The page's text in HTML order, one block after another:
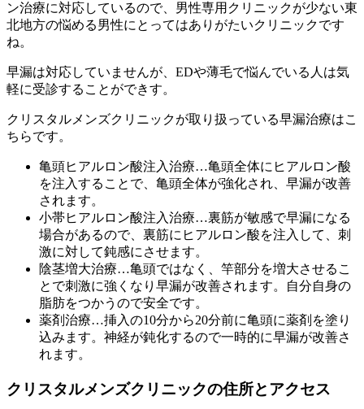
ン治療に対応しているので、男性専用クリニックが少ない東
北地方の悩める男性にとってはありがたいクリニックです
ね。
早漏は対応していませんが、EDや薄毛で悩んでいる人は気
軽に受診することができす。
クリスタルメンズクリニックが取り扱っている早漏治療はこ
ちらです。
亀頭ヒアルロン酸注入治療…亀頭全体にヒアルロン酸
を注入することで、亀頭全体が強化され、早漏が改善
されます。
小帯ヒアルロン酸注入治療…裏筋が敏感で早漏になる
場合があるので、裏筋にヒアルロン酸を注入して、刺
激に対して鈍感にさせます。
陰茎増大治療…亀頭ではなく、竿部分を増大させるこ
とで刺激に強くなり早漏が改善されます。自分自身の
脂肪をつかうので安全です。
薬剤治療…挿入の10分から20分前に亀頭に薬剤を塗り
込みます。神経が鈍化するので一時的に早漏が改善さ
れます。
クリスタルメンズクリニックの住所とアクセス